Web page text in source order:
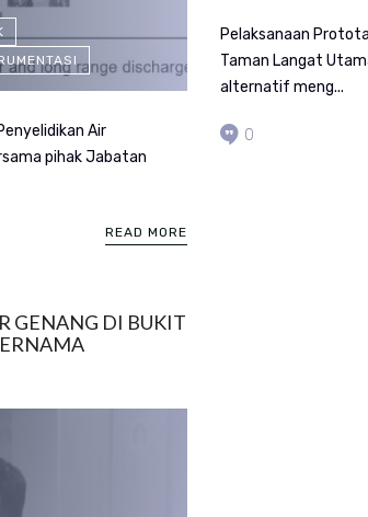
Air
pihak Jabatan
READ MORE
Pelaksanaan
Taman Langat
alternatif meng...
0
GENANG DI BUKIT